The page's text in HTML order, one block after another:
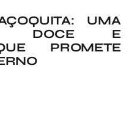
UMA
DOCE E
PROMETE